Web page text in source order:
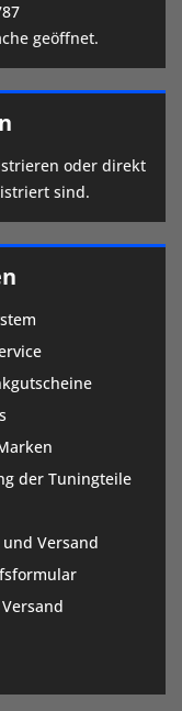
geöffnet.
oder direkt
sind.
der Tuningteile
Versand